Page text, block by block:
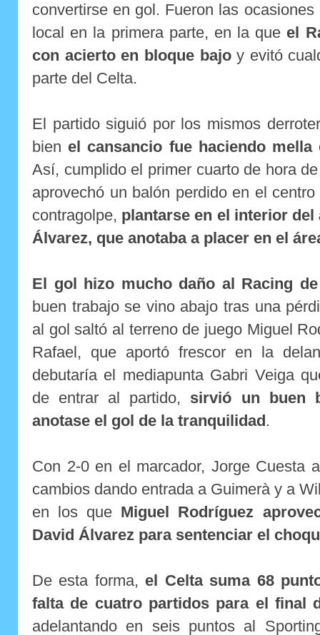
convertirse en gol. Fueron las
local en la primera parte, en la que el
con acierto en bloque bajoy evitó
parte del Celta.
El partido siguió por los mismos
bien el cansancio fue haciendo
Así, cumplido el primer cuarto de hora
aprovechó un balón perdido en el
contragolpe, plantarse en el interior del
Álvarez, que anotaba a placer en el
El gol hizo mucho daño al Racing
buen trabajo se vino abajo tras una
al gol saltó al terreno de juego Miguel
Rafael, que aportó frescor en la
debutaría el mediapunta Gabri Veiga
de entrar al partido, sirvió un buen
anotase el gol de la tranquilidad .
Con 2-0 en el marcador, Jorge Cuesta
cambios dando entrada a Guimerà y a
en los que Miguel Rodríguez
David Álvarez para sentenciar el
De esta forma, el Celta suma 68
falta de cuatro partidos para el final
adelantando en seis puntos al